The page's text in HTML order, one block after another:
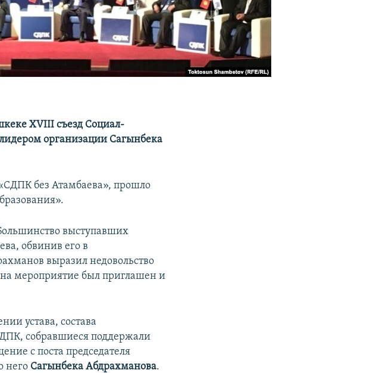
XVIII съезд Социал-
организации Сагынбека
без Атамбаева», прошло
выступавших
обвинив его в
выразил недовольство
мероприятие был приглашен и
устава, состава
собравшиеся поддержали
с поста председателя
него Сагынбека Абдрахманова.